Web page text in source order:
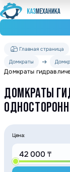
Главная страница
Домкраты
Домкраты
ДОМКРАТЫ
Цена: